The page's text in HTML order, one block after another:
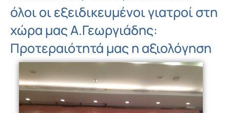
όλοι οι εξειδικευμένοι γιατροί στη
χώρα μας Α.Γεωργιάδης:
Προτεραιότητά μας η αξιολόγηση